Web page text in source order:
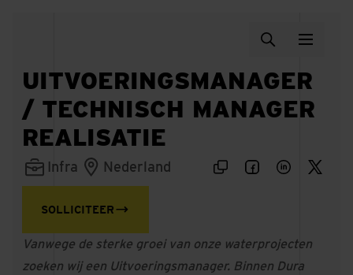
UITVOERINGSMANAGER
/ TECHNISCH MANAGER
REALISATIE
Infra Nederland
SOLLICITEER
Vanwege de sterke groei van onze waterprojecten
zoeken wij een Uitvoeringsmanager. Binnen Dura